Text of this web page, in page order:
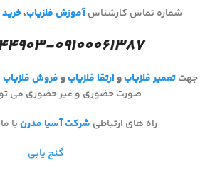
شماره تماس کارشناسآموزش فلزیاب،
۰۹۰۱۴۴۴۴۹۰۳-
جهتتعمیر فلزیابوارتقا فلزیابوفروش فلزیاب
صورت حضوری و غیر حضوری می
راه های ارتباطی شرکت آسیا مدرنبا
گنج یابی